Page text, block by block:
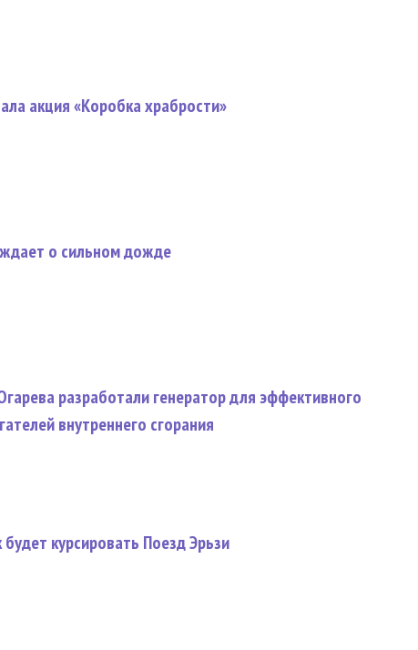
акция «Коробка храбрости»
о сильном дожде
разработали генератор для эффективного
внутреннего сгорания
курсировать Поезд Эрьзи